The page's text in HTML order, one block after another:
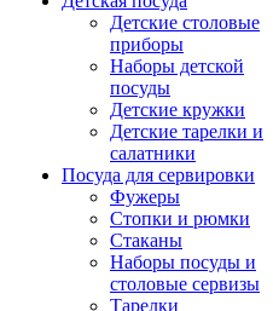
Детские столовые
приборы
Наборы детской
посуды
Детские кружки
Детские тарелки и
салатники
Посуда для сервировки
Фужеры
Стопки и рюмки
Стаканы
Наборы посуды и
столовые сервизы
Тарелки